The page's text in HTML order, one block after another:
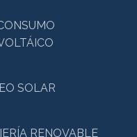
SOLAR
RENOVABLE